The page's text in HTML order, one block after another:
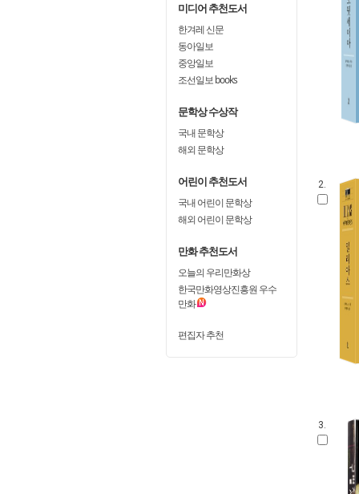
미디어 추천도서
한겨레 신문
동아일보
중앙일보
조선일보 books
문학상 수상작
국내 문학상
해외 문학상
어린이 추천도서
국내 어린이 문학상
해외 어린이 문학상
만화 추천도서
오늘의 우리만화상
한국만화영상진흥원 우수
만화
편집자 추천
2.
3.